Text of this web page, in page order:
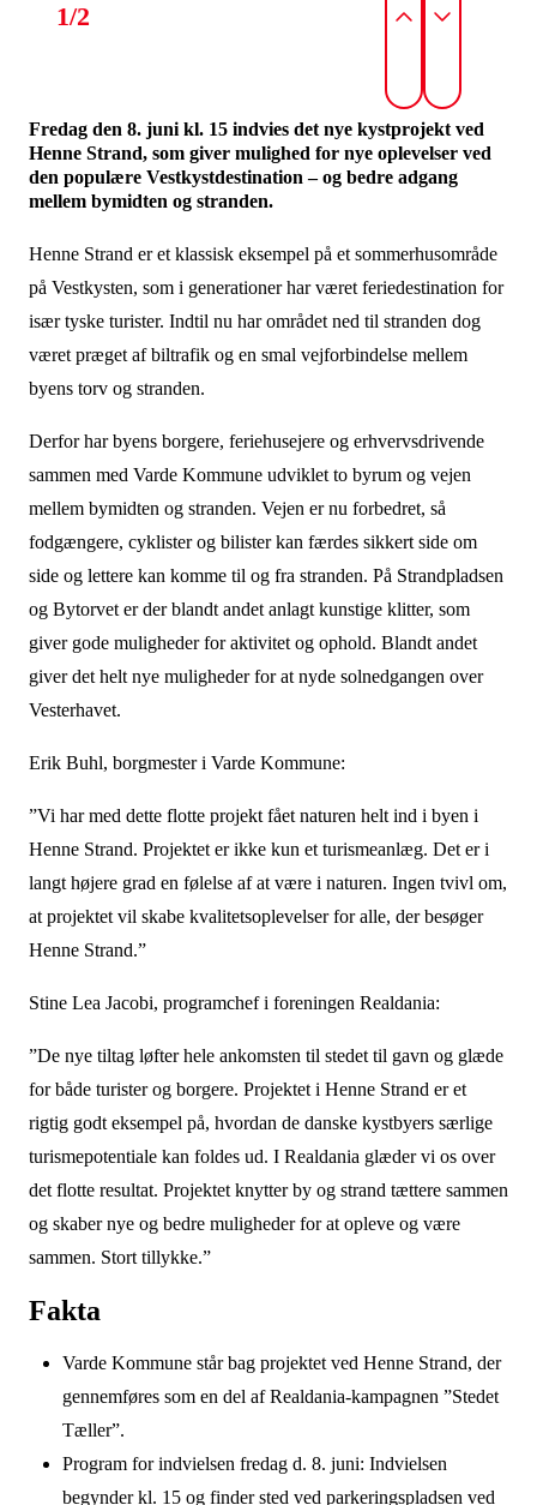
1/2
Fredag den 8. juni kl. 15 indvies det nye kystprojekt ved
Henne Strand, som giver mulighed for nye oplevelser ved
den populære Vestkystdestination – og bedre adgang
mellem bymidten og stranden.
Henne Strand er et klassisk eksempel på et sommerhusområde
på Vestkysten, som i generationer har været feriedestination for
især tyske turister. Indtil nu har området ned til stranden dog
været præget af biltrafik og en smal vejforbindelse mellem
byens torv og stranden.
Derfor har byens borgere, feriehusejere og erhvervsdrivende
sammen med Varde Kommune udviklet to byrum og vejen
mellem bymidten og stranden. Vejen er nu forbedret, så
fodgængere, cyklister og bilister kan færdes sikkert side om
side og lettere kan komme til og fra stranden. På Strandpladsen
og Bytorvet er der blandt andet anlagt kunstige klitter, som
giver gode muligheder for aktivitet og ophold. Blandt andet
giver det helt nye muligheder for at nyde solnedgangen over
Vesterhavet.
Erik Buhl, borgmester i Varde Kommune:
”Vi har med dette flotte projekt fået naturen helt ind i byen i
Henne Strand. Projektet er ikke kun et turismeanlæg. Det er i
langt højere grad en følelse af at være i naturen. Ingen tvivl om,
at projektet vil skabe kvalitetsoplevelser for alle, der besøger
Henne Strand.”
Stine Lea Jacobi, programchef i foreningen Realdania:
”De nye tiltag løfter hele ankomsten til stedet til gavn og glæde
for både turister og borgere. Projektet i Henne Strand er et
rigtig godt eksempel på, hvordan de danske kystbyers særlige
turismepotentiale kan foldes ud. I Realdania glæder vi os over
det flotte resultat. Projektet knytter by og strand tættere sammen
og skaber nye og bedre muligheder for at opleve og være
sammen. Stort tillykke.”
Fakta
Varde Kommune står bag projektet ved Henne Strand, der
gennemføres som en del af Realdania-kampagnen ”Stedet
Tæller”.
Program for indvielsen fredag d. 8. juni: Indvielsen
begynder kl. 15 og finder sted ved parkeringspladsen ved